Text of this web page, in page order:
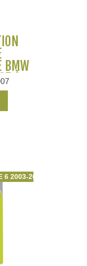
BMW
À
6 2003-2010